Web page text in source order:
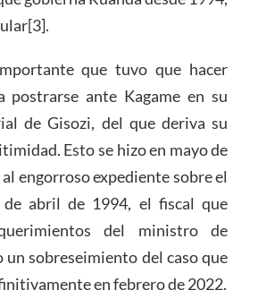
que tuvo que hacer
postrarse ante Kagame en su
de Gisozi, del que deriva su
Esto se hizo en mayo de
engorroso expediente sobre el
abril de 1994, el fiscal que
del ministro de
un sobreseimiento del caso que
en febrero de 2022.